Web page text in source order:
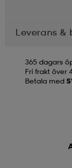
Leverans &
365 dagars
Fri frakt över
Betala med